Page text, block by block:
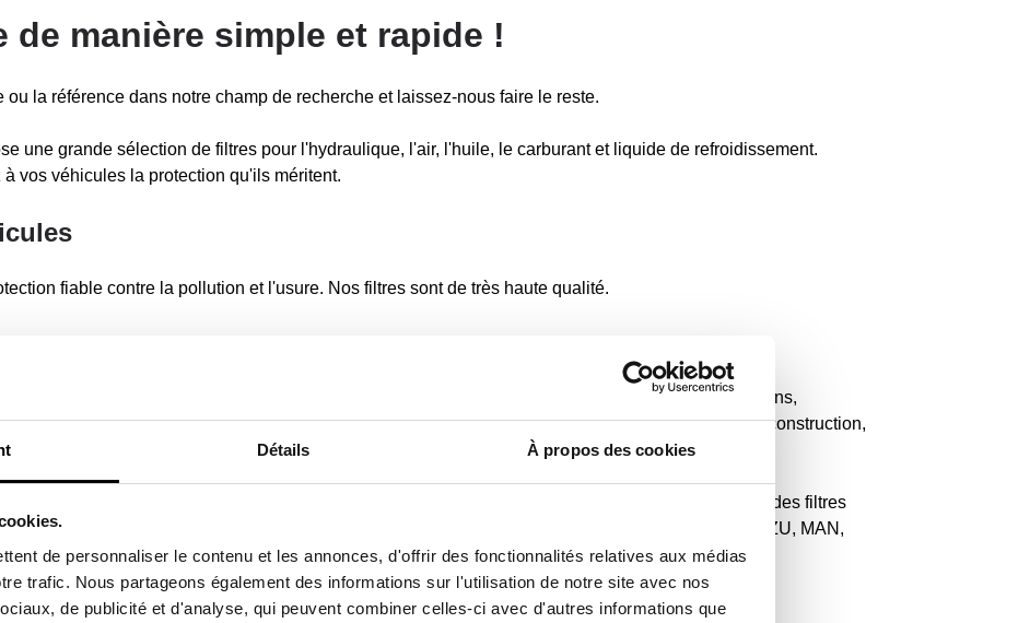
Détails À propos des cookies
de personnaliser le contenu et les annonces, d'offrir des fonctionnalités relatives aux médias
trafic. Nous partageons également des informations sur l'utilisation de notre site avec nos
de publicité et d'analyse, qui peuvent combiner celles-ci avec d'autres informations que
de manière simple et rapide !
la référence dans notre champ de recherche et laissez-nous faire le reste.
une grande sélection de filtres pour l'hydraulique, l'air, l'huile, le carburant et liquide de refroidissement.
vos véhicules la protection qu'ils méritent.
fiable contre la pollution et l'usure. Nos filtres sont de très haute qualité.
de composants de filtration pour une large gamme de véhicules, notamment les bennes, camions,
tracteurs, chargeurs, petites grues, pelleteuses, chariots élévateurs ainsi que les équipements de construction,
toutes marques de camions, véhicules motorisés, autocars et bien plus encore. Ici, vous trouverez des filtres
de ces marques et d'autres : STAR, DODGE, FORD, HYUNDAI, IVECO BUS, IVECO CAR, ISUZU, MAN,
adapté afin de remettre vos véhicules en route et en bon état de fonctionnement.